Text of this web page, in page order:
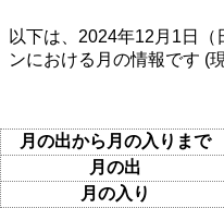
以下は、2024年12月1日（
ンにおける月の情報です (
月の出から月の入りまで
月の出
月の入り